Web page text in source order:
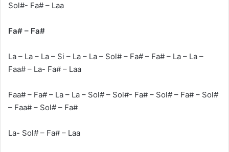
Sol#- Fa# – Laa
Fa# – Fa#
La – La – La – Si – La – La – Sol# – Fa# – Fa# – La – La –
Faa# – La- Fa# – Laa
Faa# – Fa# – La – La – Sol# – Sol#- Fa# – Sol# – Fa# – Sol#
– Faa# – Sol# – Fa#
La- Sol# – Fa# – Laa